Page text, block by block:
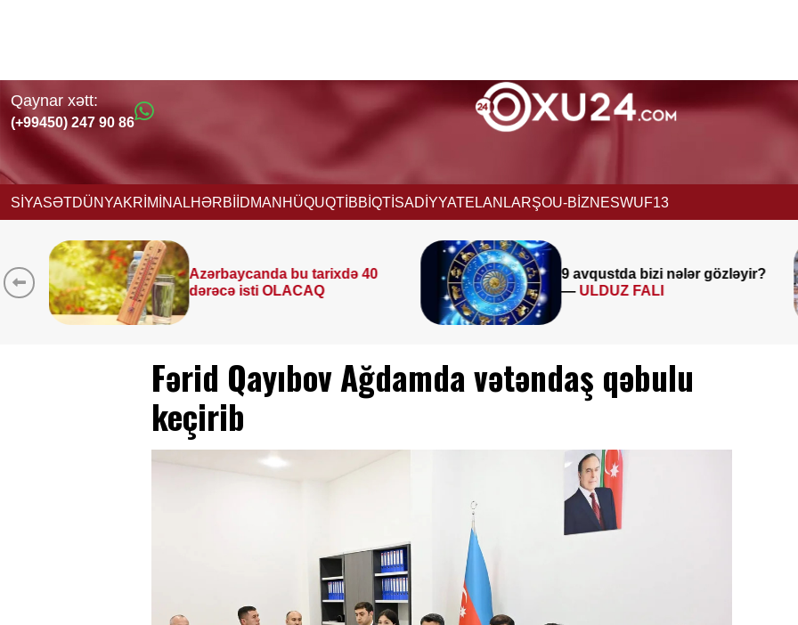
Qaynar xətt:
(+99450) 247 90 86
SİYASƏTDÜNYAKRİMİNAL HƏRBİİDMANHÜQUQTİBBİQTİSADİYYATELANLARŞOU-BİZNESWUF13
40
9 avqustda bizi nələr gözləyir?
—ULDUZ FALI
Müəllimlərin diqqətinə! 8
saat 11:00-dan etibarən
BAŞLADI
Fərid Qayıbov Ağdamda vətəndaş qəbulu
keçirib